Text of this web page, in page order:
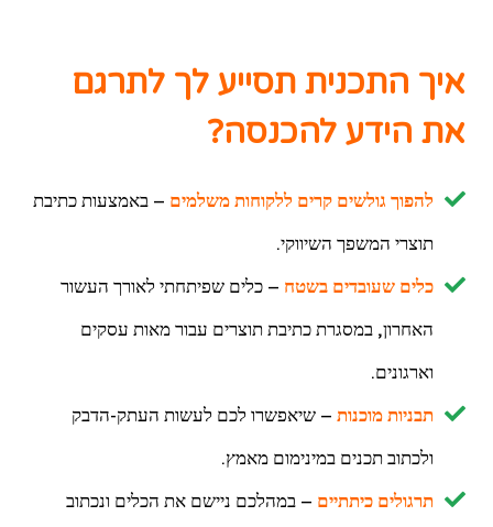
איך התכנית תסייע לך לתרגם
את הידע להכנסה?
להפוך גולשים קרים ללקוחות משלמים – באמצעות כתיבת
תוצרי המשפך השיווקי.
כלים שעובדים בשטח – כלים שפיתחתי לאורך העשור
האחרון, במסגרת כתיבת תוצרים עבור מאות עסקים
וארגונים.
תבניות מוכנות – שיאפשרו לכם לעשות העתק-הדבק
ולכתוב תכנים במינימום מאמץ.
תרגולים כיתתיים – במהלכם ניישם את הכלים ונכתוב